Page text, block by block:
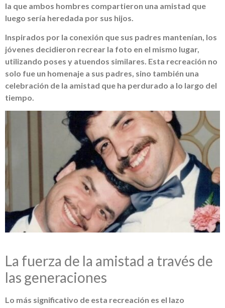
la que ambos hombres compartieron una amistad que
luego sería heredada por sus hijos.
Inspirados por la conexión que sus padres mantenían, los
jóvenes decidieron recrear la foto en el mismo lugar,
utilizando poses y atuendos similares. Esta recreación no
solo fue un homenaje a sus padres, sino también una
celebración de la amistad que ha perdurado a lo largo del
tiempo.
La fuerza de la amistad a través de
las generaciones
Lo más significativo de esta recreación es el lazo